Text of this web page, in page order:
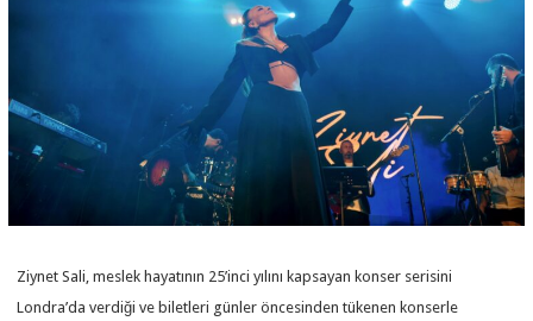
Ziynet Sali, meslek hayatının 25’inci yılını kapsayan konser serisini
Londra’da verdiği ve biletleri günler öncesinden tükenen konserle